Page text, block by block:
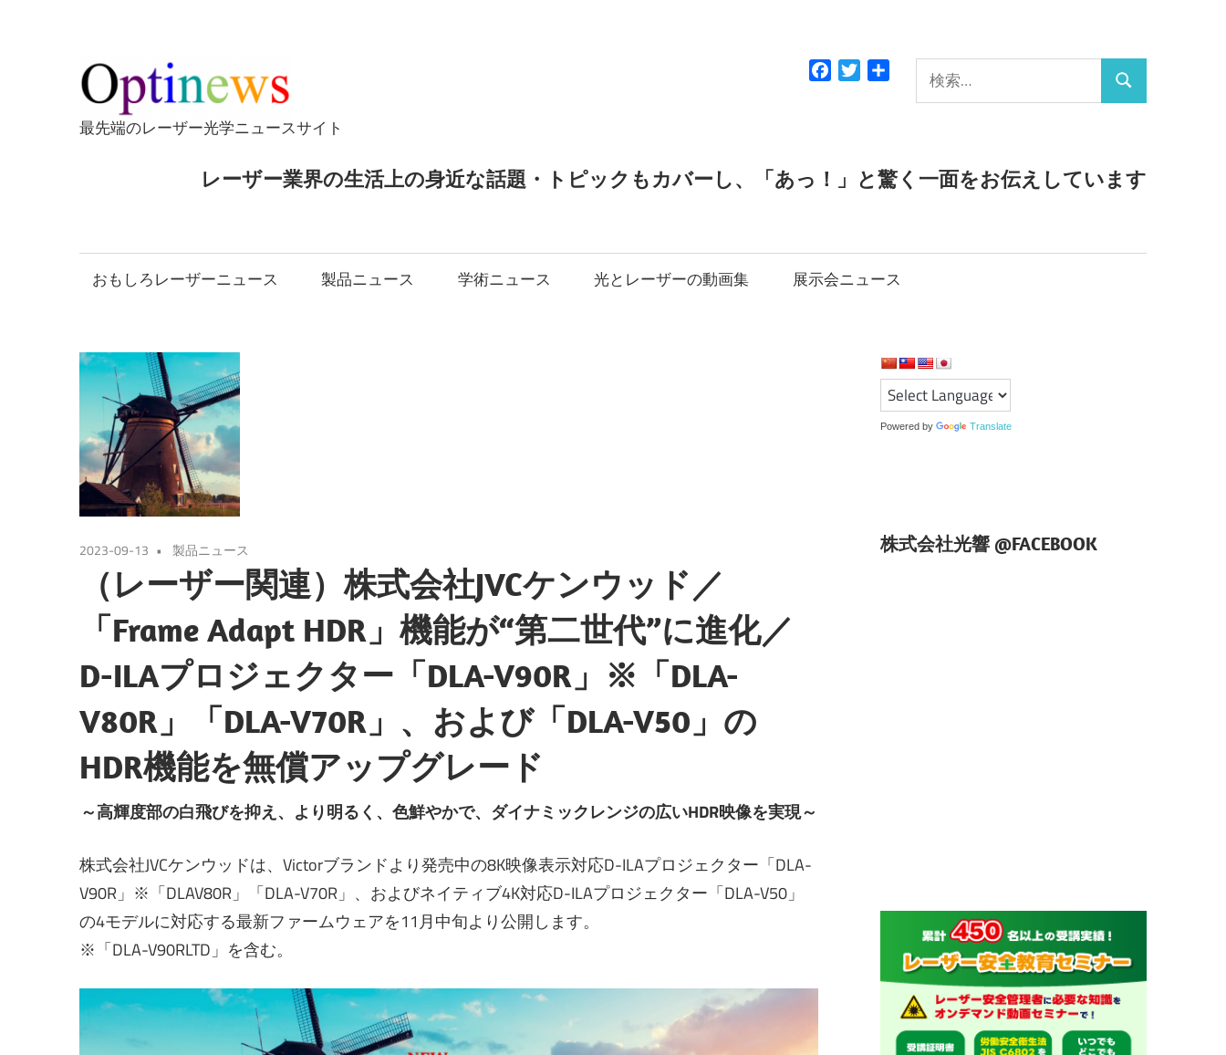
テ
ン
ツ
プ
最先端のレーザー光学ニュースサイト
索:
検
Facebook
Twitter
レーザー業界の生活上の身近な話題・トピックもカバーし、「あっ！」と驚く一面をお伝えしています
おもしろレーザーニュース 製品ニュース 学術ニュース 光とレーザーの動画集 展示会ニュース
2023-09-13 製品ニュース
（レーザー関連）株式会社JVCケンウッド／
「Frame Adapt HDR」機能が“第二世代”に進化／
D-ILAプロジェクター「DLA-V90R」※「DLA-
V80R」「DLA-V70R」、および「DLA-V50」の
HDR機能を無償アップグレード
～高輝度部の白飛びを抑え、より明るく、色鮮やかで、ダイナミックレンジの広いHDR映像を実現～
株式会社JVCケンウッドは、Victorブランドより発売中の8K映像表示対応D-ILAプロジェクター「DLA-
V90R」※「DLAV80R」「DLA-V70R」、およびネイティブ4K対応D-ILAプロジェクター「DLA-V50」
の4モデルに対応する最新ファームウェアを11月中旬より公開します。
※「DLA-V90RLTD」を含む。
Powered by Translate
株式会社光響 @FACEBOOK